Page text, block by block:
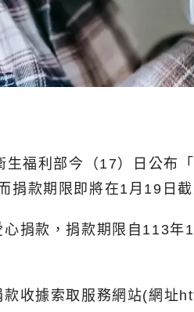
福利部今（17）日公布
捐款期限即將在1月19日截
捐款，捐款期限自113
收據索取服務網站(網